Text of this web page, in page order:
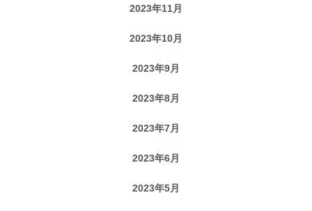
2023年11月
2023年10月
2023年9月
2023年8月
2023年7月
2023年6月
2023年5月